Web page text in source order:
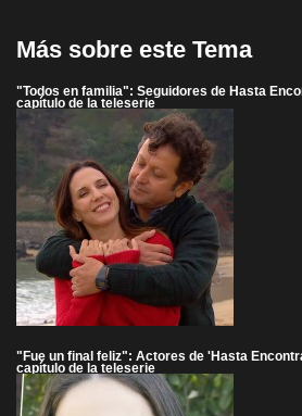
Más sobre este Tema
"Todos en familia": Seguidores de Hasta
capítulo de la teleserie
"Fue un final feliz": Actores de 'Hasta
capítulo de la teleserie